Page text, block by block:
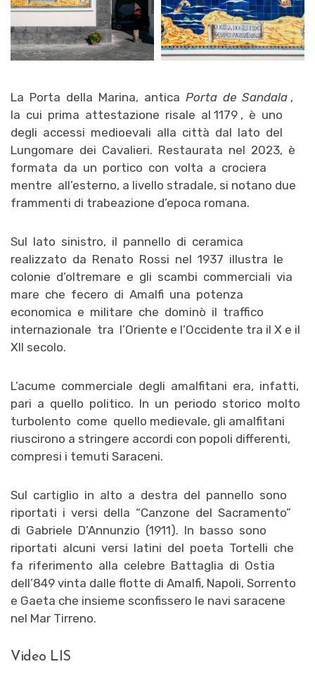
La Porta della Marina, antica Porta de Sandala ,
la cui prima attestazione risale al 1179 , è uno
degli accessi medioevali alla città dal lato del
Lungomare dei Cavalieri. Restaurata nel 2023, è
formata da un portico con volta a crociera
mentre all’esterno, a livello stradale, si notano due
frammenti di trabeazione d’epoca romana.
Sul lato sinistro, il pannello di ceramica
realizzato da Renato Rossi nel 1937 illustra le
colonie d’oltremare e gli scambi commerciali via
mare che fecero di Amalfi una potenza
economica e militare che dominò il traffico
internazionale tra l’Oriente e l’Occidente tra il X e il
XII secolo.
L’acume commerciale degli amalfitani era, infatti,
pari a quello politico. In un periodo storico molto
turbolento come quello medievale, gli amalfitani
riuscirono a stringere accordi con popoli differenti,
compresi i temuti Saraceni.
Sul cartiglio in alto a destra del pannello sono
riportati i versi della “Canzone del Sacramento”
di Gabriele D’Annunzio (1911). In basso sono
riportati alcuni versi latini del poeta Tortelli che
fa riferimento alla celebre Battaglia di Ostia
dell’849 vinta dalle flotte di Amalfi, Napoli, Sorrento
e Gaeta che insieme sconfissero le navi saracene
nel Mar Tirreno.
Video LIS